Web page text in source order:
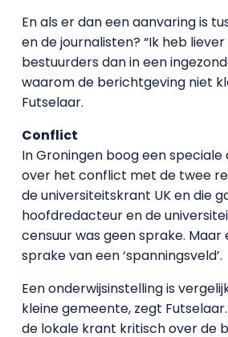
En als er dan een aanvaring is
en de journalisten? “Ik heb
bestuurders dan in een
waarom de berichtgeving niet
Futselaar.
Conflict
In Groningen boog een speciale
over het conflict met de twee
de universiteitskrant UK en die
hoofdredacteur en de
censuur was geen sprake. Maar
sprake van een ‘spanningsveld’.
Een onderwijsinstelling is
kleine gemeente, zegt
de lokale krant kritisch over de